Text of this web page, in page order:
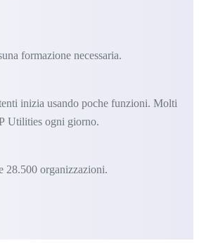
formazione necessaria.
inizia usando poche funzioni. Molti
Utilities ogni giorno.
28.500 organizzazioni.